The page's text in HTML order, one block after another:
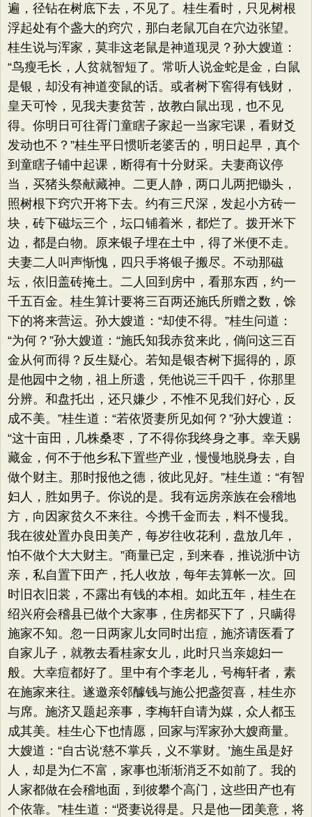
遍，径钻在树底下去，不见了。桂生看时，只见树根
浮起处有个盏大的窍穴，那白老鼠兀自在穴边张望。
桂生说与浑家，莫非这老鼠是神道现灵？孙大嫂道：​
“鸟瘦毛长，人贫就智短了。常听人说金蛇是金，白鼠
是银，却没有神道变鼠的话。或者树下窖得有钱财，
皇天可怜，见我夫妻贫苦，故教白鼠出现，也不见
得。你明日可往胥门童瞎子家起一当家宅课，看财爻
发动也不？​”桂生平日惯听老婆舌的，明日起早，真个
到童瞎子铺中起课，断得有十分财采。夫妻商议停
当，买猪头祭献藏神。二更人静，两口儿两把锄头，
照树根下窍穴开将下去。约有三尺深，发起小方砖一
块，砖下磁坛三个，坛口铺着米，都烂了。拨开米下
边，都是白物。原来银子埋在土中，得了米便不走。
夫妻二人叫声惭愧，四只手将银子搬尽。不动那磁
坛，依旧盖砖掩土。二人回到房中，看那东西，约一
千五百金。桂生算计要将三百两还施氏所赠之数，馀
下的将来营运。孙大嫂道：​“却使不得。​”桂生问道：​
“为何？​”孙大嫂道：​“施氏知我赤贫来此，倘问这三百
金从何而得？反生疑心。若知是银杏树下掘得的，原
是他园中之物，祖上所遗，凭他说三千四千，你那里
分辨。和盘托出，还只嫌少，不惟不见我们好心，反
成不美。​”桂生道：​“若依贤妻所见如何？​”孙大嫂道：​
“这十亩田，几株桑枣，了不得你我终身之事。幸天赐
藏金，何不于他乡私下置些产业，慢慢地脱身去，自
做个财主。那时报他之德，彼此见好。​”桂生道：​“有智
妇人，胜如男子。你说的是。我有远房亲族在会稽地
方，向因家贫久不来往。今携千金而去，料不慢我。
我在彼处置办良田美产，每岁往收花利，盘放几年，
怕不做个大大财主。​”商量已定，到来春，推说浙中访
亲，私自置下田产，托人收放，每年去算帐一次。回
时旧衣旧裳，不露出有钱的本相。如此五年，桂生在
绍兴府会稽县已做个大家事，住房都买下了，只瞒得
施家不知。忽一日两家儿女同时出痘，施济请医看了
自家儿子，就教去看桂家女儿，此时只当亲媳妇一
般。大幸痘都好了。里中有个李老儿，号梅轩者，素
在施家来往。遂邀亲邻醵钱与施公把盏贺喜，桂生亦
与席。施济又题起亲事，李梅轩自请为媒，众人都玉
成其美。桂生心下也情愿，回家与浑家孙大嫂商量。
大嫂道：​“自古说‘慈不掌兵，义不掌财。’施生虽是好
人，却是为仁不富，家事也渐渐消乏不如前了。我的
人家都做在会稽地面，到彼攀个高门，这些田产也有
个依靠。​”桂生道：​“贤妻说得是。只是他一团美意，将